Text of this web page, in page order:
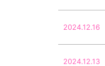
2024.12.16
2024.12.13